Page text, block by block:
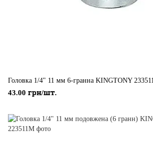
Головка 1/4" 11 мм 6-гранна KINGTONY
43.00 грн/шт.